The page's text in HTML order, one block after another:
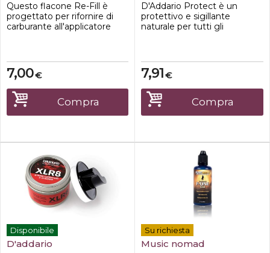
Questo flacone Re-Fill è
progettato per rifornire di
carburante all'applicatore
per un periodo di tempo a
causa dell'uso. La
formulazione String Fuel è
una miscela ibrida di oli
raffinati presenti in natura
che si fondono rapidam...
€
7,00
Compra
D'Addario Protect è un
protettivo e sigillante
naturale per tutti gli
alta qualità e chimica
avanzata per produrre una
luminosità distinta con
un'applicazione facile e
veloce. Passaggio 2 di un
sistema in 3 parti.
€
7,91
Compra
Disponibile
D'addario
Su richiesta
Music nomad